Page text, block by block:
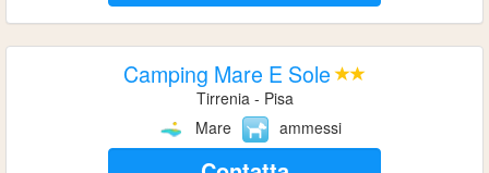
Camping Mare E Sole
Tirrenia - Pisa
Mare
ammessi